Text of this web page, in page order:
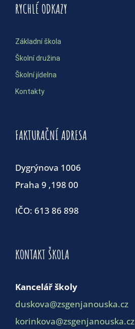
RYCHLÉ ODKAZY
Základní škola
Školní družina
Školní jídelna
Kontakty
FAKTURAČNÍ ADRESA
Dygrýnova 1006
Praha 9 ,198 00
IČO: 613 86 898
KONTAKT ŠKOLA
Kancelář školy
duskova@zsgenjanouska.cz
korinkova@zsgenjanouska.cz